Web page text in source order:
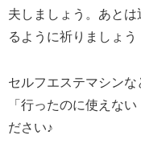
夫しましょう。あと
るように祈りましょう
セルフエステマシン
「行ったのに使えな
ださい♪